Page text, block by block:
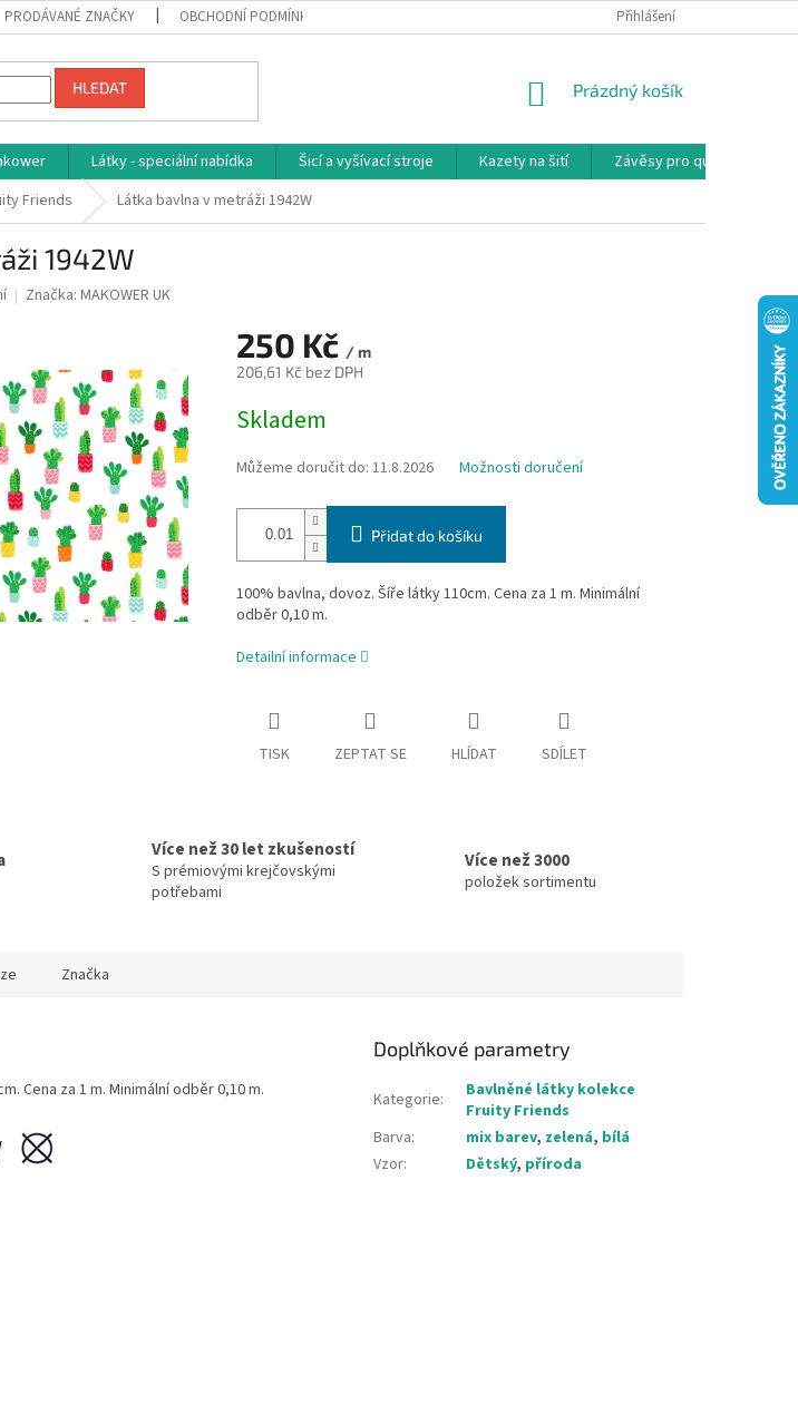
PRODÁVANÉ ZNAČKY OBCHODNÍ PODMÍNKY REKLAMAČNÍ PODMÍNKY
Přihlášení
HLEDAT
NÁKUPNÍ
Prázdný košík
Látky - speciální nabídka Šicí a vyšívací stroje Kazety na šití Závěsy pro quilty
Friends Látka bavlna v metráži 1942W
1942W
Značka: MAKOWER UK
250 Kč / m
206,61 Kč bez DPH
cena:
Skladem
Můžeme doručit do: 11.8.2026 Možnosti doručení
Přidat do košíku
100% bavlna, dovoz. Šíře látky 110cm. Cena za 1 m. Minimální
odběr 0,10 m.
Detailní informace
TISK ZEPTAT SE HLÍDAT SDÍLET
Více než 30 let zkušeností
S prémiovými krejčovskými
potřebami
Více než 3000
položek sortimentu
Značka
Cena za 1 m. Minimální odběr 0,10 m.
Doplňkové parametry
Kategorie:
Bavlněné látky kolekce
Fruity Friends
Barva: mix barev, zelená, bílá
Vzor: Dětský, příroda